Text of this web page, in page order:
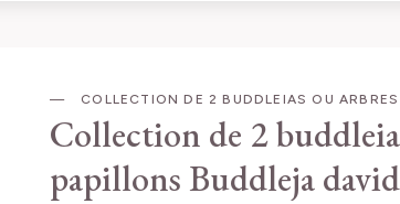
COLLECTION DE 2 BUDDLEIAS OU
Collection de 2
papillons Buddleja